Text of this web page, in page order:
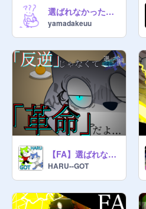
選ばれなかった僕達へFA
yamadakeuu
【FA】選ばれなかった僕達へ-魂歌- #1 零れ落ちる始まり
HARU--GOT